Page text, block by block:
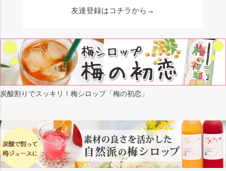
友達登録はコチラから→
炭酸割りでスッキリ！梅シロップ「梅の初恋」